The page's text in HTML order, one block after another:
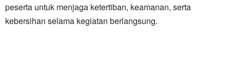
peserta untuk menjaga ketertiban, keamanan, serta
kebersihan selama kegiatan berlangsung.